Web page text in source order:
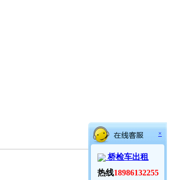
×
桥检车出租
热线18986132255